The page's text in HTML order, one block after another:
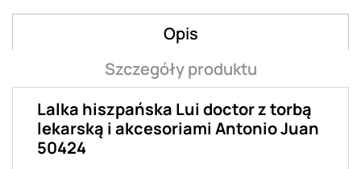
Opis
Szczegóły produktu
Lalka hiszpańska Lui doctor z torbą
lekarską i akcesoriami Antonio Juan
50424